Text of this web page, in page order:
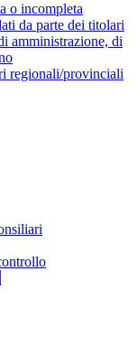
o incompleta
da parte dei titolari
amministrazione, di
regionali/provinciali